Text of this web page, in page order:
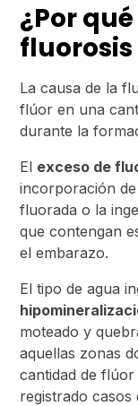
¿Por
La causa de la
flúor en una
durante la
El exceso de
incorporación
fluorada o la
que contengan
el embarazo.
El tipo de agua
moteado y
aquellas zonas
cantidad de
registrado casos